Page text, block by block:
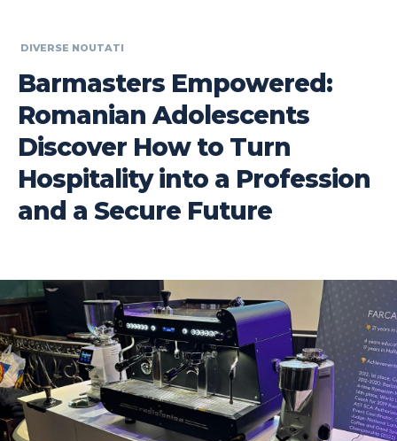
DIVERSE NOUTATI
Barmasters Empowered:
Romanian Adolescents
Discover How to Turn
Hospitality into a Profession
and a Secure Future